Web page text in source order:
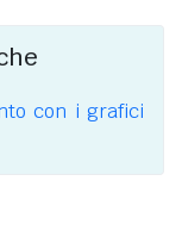
con i grafici